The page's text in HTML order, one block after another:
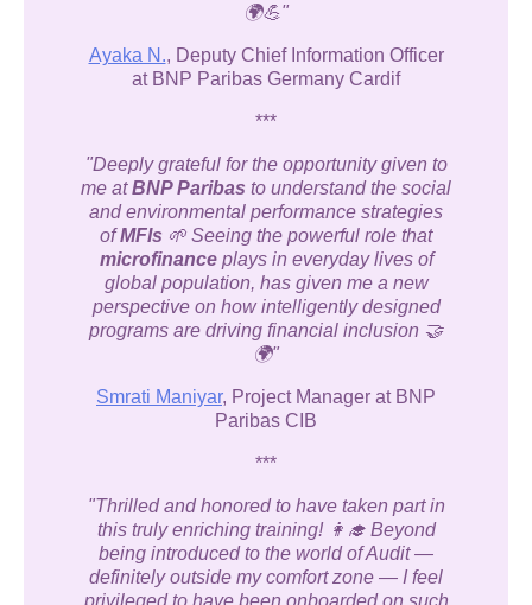
🌍💪"
Ayaka N., Deputy Chief Information Officer
at BNP Paribas Germany Cardif
***
"Deeply grateful for the opportunity given to
me atBNP Paribas to understand the social
and environmental performance strategies
ofMFIs 🌱 Seeing the powerful role that
microfinanceplays in everyday lives of
global population, has given me a new
perspective on how intelligently designed
programs are driving financial inclusion 🤝
🌍"
Smrati Maniyar, Project Manager at BNP
Paribas CIB
***
"Thrilled and honored to have taken part in
this truly enriching training! 👩‍🎓 Beyond
being introduced to the world of Audit —
definitely outside my comfort zone — I feel
privileged to have been onboarded on such